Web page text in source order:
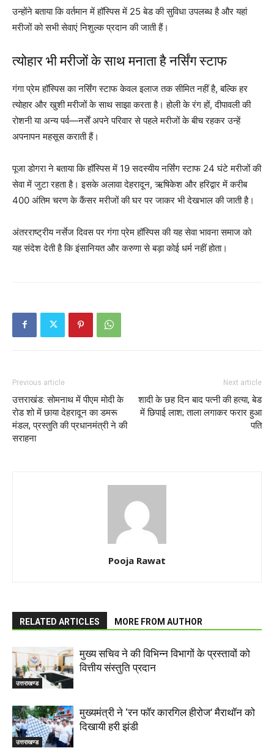
उन्होंने बताया कि वर्तमान में हॉस्पिस में 25 बेड की सुविधा उपलब्ध है और यहां
मरीजों को सभी सेवाएं निशुल्क प्रदान की जाती हैं।
त्योहार भी मरीजों के साथ मनाता है नर्सिंग स्टाफ
गंगा प्रेम हॉस्पिस का नर्सिंग स्टाफ केवल इलाज तक सीमित नहीं है, बल्कि हर
त्योहार और खुशी मरीजों के साथ साझा करता है। होली के रंग हों, दीपावली की
रोशनी या अन्य पर्व—नर्सें अपने परिवार से पहले मरीजों के बीच रहकर उन्हें
अपनापन महसूस कराती हैं।
पूजा डोगरा ने बताया कि हॉस्पिस में 19 सदस्यीय नर्सिंग स्टाफ 24 घंटे मरीजों की
सेवा में जुटा रहता है। इसके अलावा देहरादून, ऋषिकेश और हरिद्वार में करीब
400 अंतिम चरण के कैंसर मरीजों की घर पर जाकर भी देखभाल की जाती है।
अंतरराष्ट्रीय नर्सेज दिवस पर गंगा प्रेम हॉस्पिस की यह सेवा भावना समाज को
यह संदेश देती है कि इंसानियत और करुणा से बड़ा कोई धर्म नहीं होता।
Previous article
उत्तराखंड: सोमनाथ में पीएम मोदी के
रोड शो में छाया देहरादून का डमरू
मंडल, प्रस्तुति की प्रधानमंत्री ने की
सराहना
Next article
शादी के छह दिन बाद पत्नी की हत्या, बेड
में छिपाई लाश; ताला लगाकर फरार हुआ
पति
Pooja Rawat
RELATED ARTICLES MORE FROM AUTHOR
उत्तराखण्ड
मुख्य सचिव ने की विभिन्न विभागों के प्रस्तावों को
वित्तीय संस्तुति प्रदान
उत्तराखण्ड
मुख्यमंत्री ने ‘रन फॉर कारगिल हीरोज’ मैराथॉन को
दिखायी हरी झंडी